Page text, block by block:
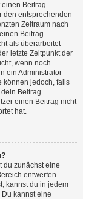
Beitrag
den entsprechenden
Zeitraum nach
Beitrag
als überarbeitet
letzte Zeitpunkt der
wenn noch
ein Administrator
können jedoch, falls
Beitrag
einen Beitrag nicht
hat.
du zunächst eine
entwerfen.
kannst du in jedem
Du kannst eine